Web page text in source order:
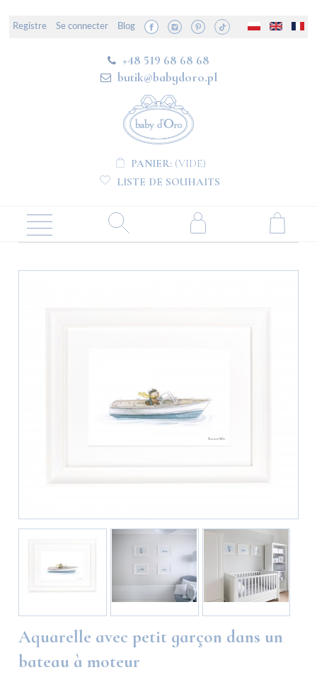
Registre Se connecter Blog
+48 519 68 68 68
butik@babydoro.pl
PANIER: (VIDE)
LISTE DE SOUHAITS
Aquarelle avec petit garçon dans un
bateau à moteur